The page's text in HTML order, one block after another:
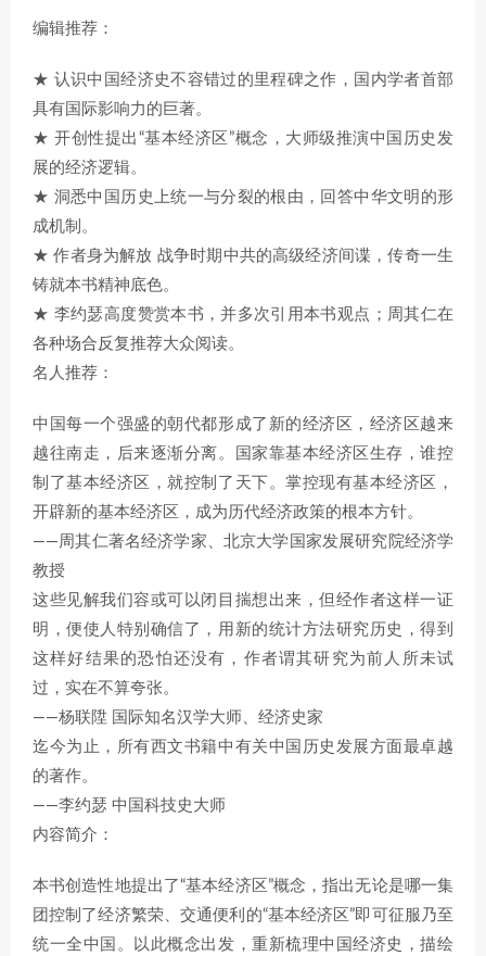
编辑推荐：
★ 认识中国经济史不容错过的里程碑之作，国内学者首部
具有国际影响力的巨著。
★ 开创性提出“基本经济区”概念，大师级推演中国历史发
展的经济逻辑。
★ 洞悉中国历史上统一与分裂的根由，回答中华文明的形
成机制。
★ 作者身为解放 战争时期中共的高级经济间谍，传奇一生
铸就本书精神底色。
★ 李约瑟高度赞赏本书，并多次引用本书观点；周其仁在
各种场合反复推荐大众阅读。
名人推荐：
中国每一个强盛的朝代都形成了新的经济区，经济区越来
越往南走，后来逐渐分离。国家靠基本经济区生存，谁控
制了基本经济区，就控制了天下。掌控现有基本经济区，
开辟新的基本经济区，成为历代经济政策的根本方针。
——周其仁著名经济学家、北京大学国家发展研究院经济学
教授
这些见解我们容或可以闭目揣想出来，但经作者这样一证
明，便使人特别确信了，用新的统计方法研究历史，得到
这样好结果的恐怕还没有，作者谓其研究为前人所未试
过，实在不算夸张。
——杨联陞 国际知名汉学大师、经济史家
迄今为止，所有西文书籍中有关中国历史发展方面最卓越
的著作。
——李约瑟 中国科技史大师
内容简介：
本书创造性地提出了“基本经济区”概念，指出无论是哪一集
团控制了经济繁荣、交通便利的“基本经济区”即可征服乃至
统一全中国。以此概念出发，重新梳理中国经济史，描绘